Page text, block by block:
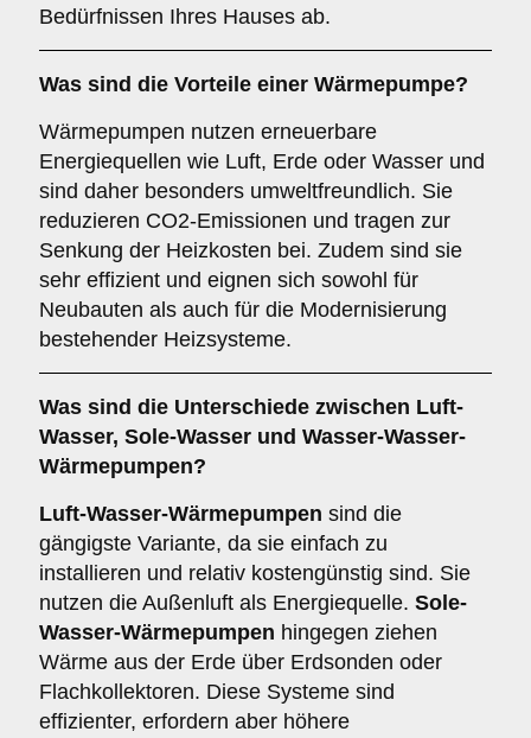
Bedürfnissen Ihres Hauses ab.
Was sind die Vorteile einer Wärmepumpe?
Wärmepumpen nutzen erneuerbare
Energiequellen wie Luft, Erde oder Wasser und
sind daher besonders umweltfreundlich. Sie
reduzieren CO2-Emissionen und tragen zur
Senkung der Heizkosten bei. Zudem sind sie
sehr effizient und eignen sich sowohl für
Neubauten als auch für die Modernisierung
bestehender Heizsysteme.
Was sind die Unterschiede zwischen Luft-
Wasser, Sole-Wasser und Wasser-Wasser-
Wärmepumpen?
Luft-Wasser-Wärmepumpen sind die
gängigste Variante, da sie einfach zu
installieren und relativ kostengünstig sind. Sie
nutzen die Außenluft als Energiequelle. Sole-
Wasser-Wärmepumpen hingegen ziehen
Wärme aus der Erde über Erdsonden oder
Flachkollektoren. Diese Systeme sind
effizienter, erfordern aber höhere